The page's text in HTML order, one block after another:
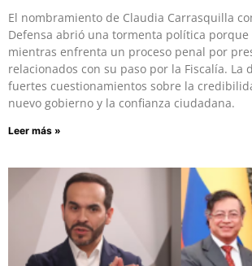
El nombramiento de Claudia Carrasquilla
Defensa abrió una tormenta política porque
mientras enfrenta un proceso penal por
relacionados con su paso por la Fiscalía. La
fuertes cuestionamientos sobre la
nuevo gobierno y la confianza ciudadana.
Leer más »